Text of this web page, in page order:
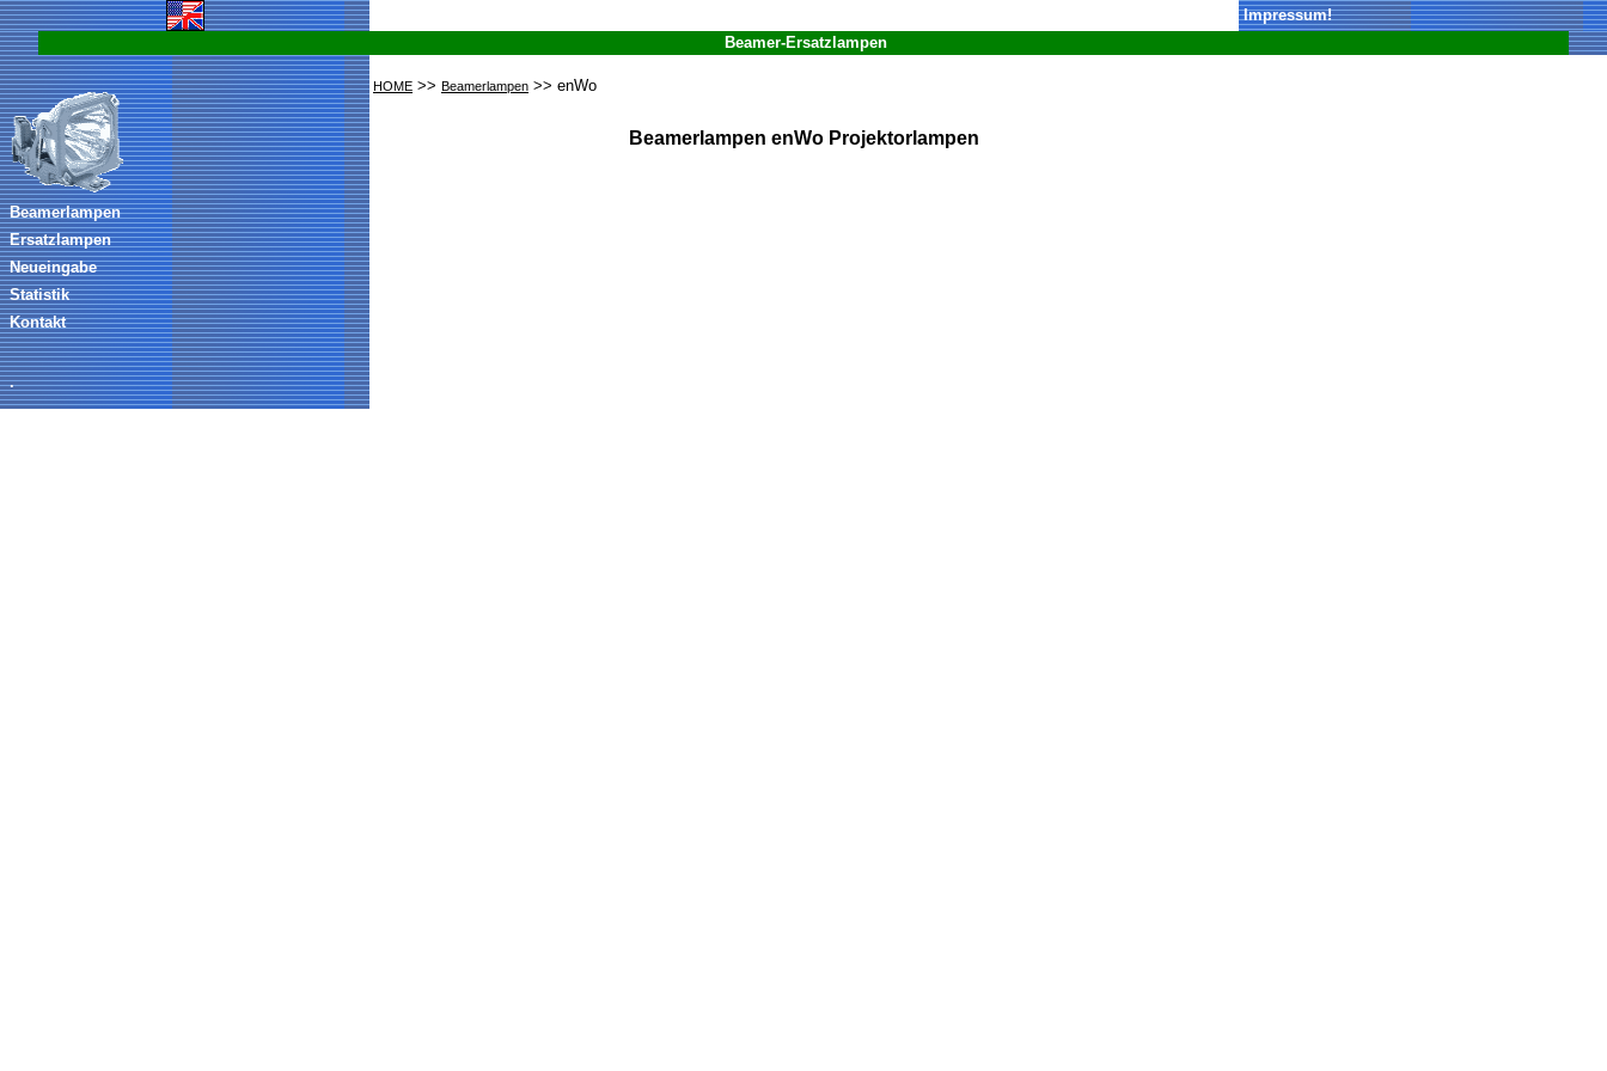
Impressum!
Beamer-Ersatzlampen
Beamerlampen
Ersatzlampen
Neueingabe
Statistik
Kontakt
.
HOME >> Beamerlampen >> enWo
Beamerlampen enWo Projektorlampen